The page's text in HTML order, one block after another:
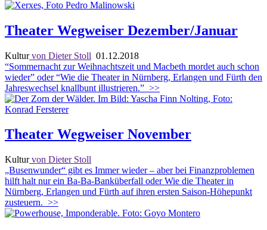
Theater Wegweiser Dezember/Januar
Kulturvon Dieter Stoll 01.12.2018
“Sommernacht zur Weihnachtszeit und Macbeth mordet auch schon
wieder” oder “Wie die Theater in Nürnberg, Erlangen und Fürth den
Jahreswechsel knallbunt illustrieren.” >>
Theater Wegweiser November
Kulturvon Dieter Stoll
„Busenwunder“ gibt es Immer wieder – aber bei Finanzproblemen
hilft halt nur ein Ba-Ba-Banküberfall oder Wie die Theater in
Nürnberg, Erlangen und Fürth auf ihren ersten Saison-Höhepunkt
zusteuern. >>